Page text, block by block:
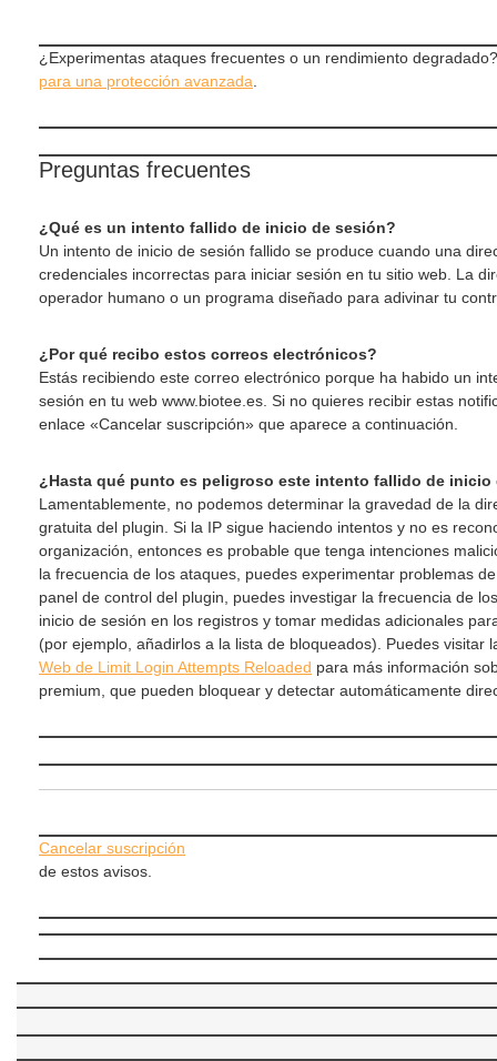
¿Experimentas ataques frecuentes o un rendimiento
para una protección avanzada
Preguntas frecuentes
¿Qué es un intento fallido de inicio de sesión?
Un intento de inicio de sesión fallido se produce cuando una
credenciales incorrectas para iniciar sesión en tu sitio web. La
operador humano o un programa diseñado para adivinar tu
¿Por qué recibo estos correos electrónicos?
Estás recibiendo este correo electrónico porque ha habido un
sesión en tu web www.biotee.es. Si no quieres recibir estas
enlace «Cancelar suscripción» que aparece a continuación.
¿Hasta qué punto es peligroso este intento fallido de inicio
Lamentablemente, no podemos determinar la gravedad de la
gratuita del plugin. Si la IP sigue haciendo intentos y no es
organización, entonces es probable que tenga intenciones
la frecuencia de los ataques, puedes experimentar problemas
panel de control del plugin, puedes investigar la frecuencia de
inicio de sesión en los registros y tomar medidas adicionales
(por ejemplo, añadirlos a la lista de bloqueados). Puedes visitar
Web de Limit Login Attempts Reloaded para más información
premium, que pueden bloquear y detectar automáticamente
Cancelar suscripción
de estos avisos.